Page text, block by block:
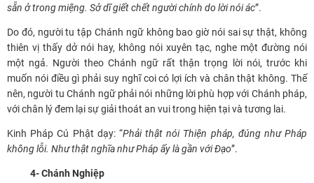
sẵn ở trong miệng. Sở dĩ giết chết người chính do lời nói ác”.
Do đó, người tu tập Chánh ngữ không bao giờ nói sai sự thật, không
thiên vị thấy dở nói hay, không nói xuyên tạc, nghe một đường nói
một ngả. Người theo Chánh ngữ rất thận trọng lời nói, trước khi
muốn nói điều gì phải suy nghĩ coi có lợi ích và chân thật không. Thế
nên, người tu Chánh ngữ phải nói những lời phù hợp với Chánh pháp,
với chân lý đem lại sự giải thoát an vui trong hiện tại và tương lai.
Kinh Pháp Cú Phật dạy: “Phải thật nói Thiện pháp, đúng như Pháp
không lỗi. Như thật nghĩa như Pháp ấy là gần với Đạo”.
4- Chánh Nghiệp